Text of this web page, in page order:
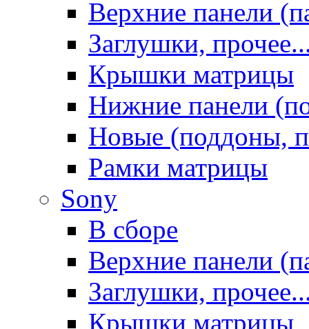
Верхние панели
Заглушки,
Крышки матрицы
Нижние панели
Новые (поддоны,
Рамки матрицы
Sony
В сборе
Верхние панели
Заглушки,
Крышки матрицы